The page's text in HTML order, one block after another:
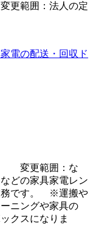
範囲：法人の定
電の配送・回収ド
】 変更範囲：な
どの家具家電レン
務です。 ※運搬や
ーニングや家具の
クスになりま